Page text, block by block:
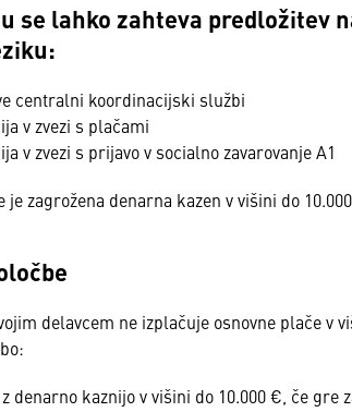
se lahko zahteva predložitev
centralni koordinacijski službi
v zvezi s plačami
v zvezi s prijavo v socialno zavarovanje A1
zagrožena denarna kazen v višini do
delavcem ne izplačuje osnovne plače v
denarno kaznijo v višini do 10.000 €, če gre